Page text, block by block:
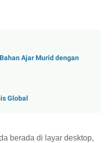
Ajar Murid dengan
Global
berada di layar desktop,